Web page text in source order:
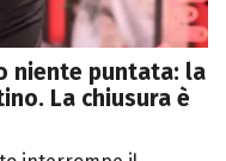
niente puntata: la
La chiusura è